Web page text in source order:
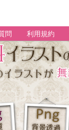
問 利用規約